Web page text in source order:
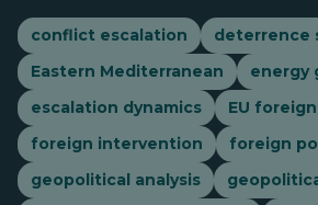
conflict escalation
deterrence
Eastern Mediterranean
energy
escalation dynamics
EU
foreign intervention
foreign
geopolitical analysis